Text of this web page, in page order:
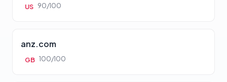
US 90/100
anz.com
GB 100/100